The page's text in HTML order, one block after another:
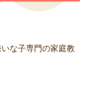
な子専門の家庭教